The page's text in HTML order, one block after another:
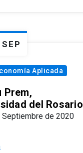
SEP
Aplicada
Prem,
del Rosario
Septiembre de 2020